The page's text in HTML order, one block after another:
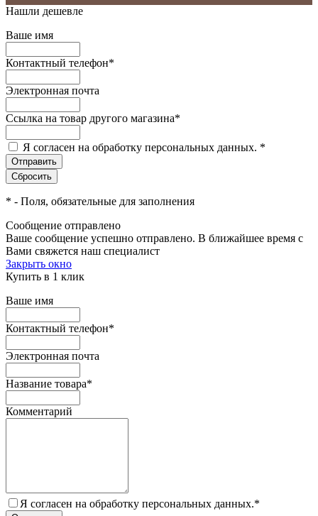
Нашли дешевле
Ваше имя
Контактный телефон*
Электронная почта
Ссылка на товар другого магазина*
Я согласен на обработку персональных данных. *
* - Поля, обязательные для заполнения
Сообщение отправлено
Ваше сообщение успешно отправлено. В ближайшее время с
Вами свяжется наш специалист
Закрыть окно
Купить в 1 клик
Ваше имя
Контактный телефон*
Электронная почта
Название товара*
Комментарий
Я согласен на обработку персональных данных.*